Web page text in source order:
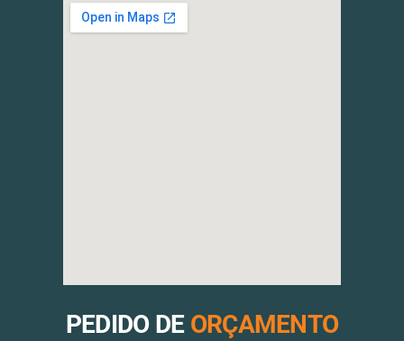
PEDIDO DE ORÇAMENTO